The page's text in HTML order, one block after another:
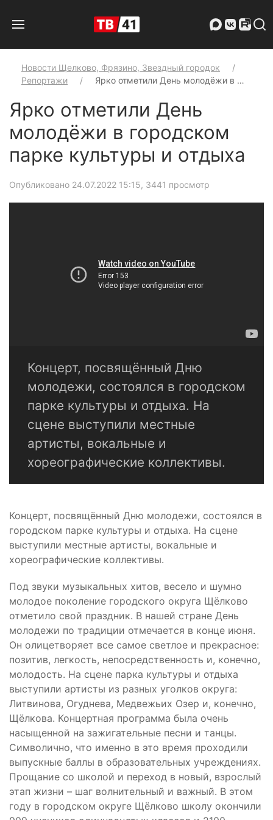
Новости Щелково, Фрязино, Звездный городок
Репортажи
Ярко отметили День молодёжи в …
Ярко отметили День
молодёжи в городском
парке культуры и отдыха
Опубликовано 24.07.2022 15:15, 3441 просмотр
Концерт, посвящённый Дню
молодежи, состоялся в городском
парке культуры и отдыха. На
сцене выступили местные
артисты, вокальные и
хореографические коллективы.
Концерт, посвящённый Дню молодежи, состоялся в
городском парке культуры и отдыха. На сцене
выступили местные артисты, вокальные и
хореографические коллективы.
Под звуки музыкальных хитов, весело и шумно
молодое поколение городского округа Щёлково
отметило свой праздник. В нашей стране День
молодежи по традиции отмечается в конце июня.
Он олицетворяет все самое светлое и прекрасное:
позитив, легкость, непосредственность и, конечно,
молодость. На сцене парка культуры и отдыха
выступили артисты из разных уголков округа:
Литвинова, Огуднева, Медвежьих Озер и, конечно,
Щёлкова. Концертная программа была очень
насыщенной на зажигательные песни и танцы.
Символично, что именно в это время проходили
выпускные баллы в образовательных учреждениях.
Прощание со школой и переход в новый, взрослый
этап жизни – шаг волнительный и важный. В этом
году в городском округе Щёлково школу окончили